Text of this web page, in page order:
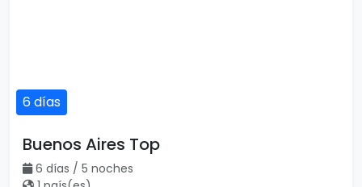
6 días
Buenos Aires Top
6 días / 5 noches